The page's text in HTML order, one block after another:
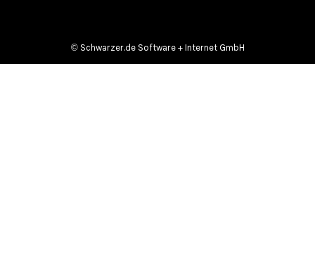
© Schwarzer.de Software + Internet GmbH